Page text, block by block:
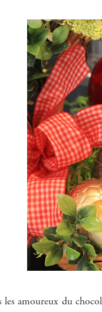
amoureux du